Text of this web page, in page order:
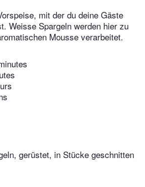
mit der du deine Gäste
Weisse Spargeln werden hier zu
Mousse verarbeitet.
gerüstet, in Stücke geschnitten